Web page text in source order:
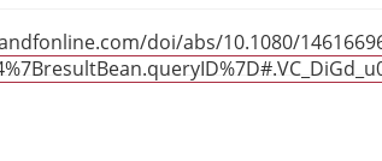
doi/abs/10.1080/